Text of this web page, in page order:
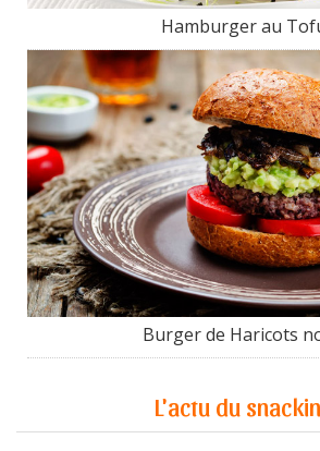
Hamburger au
Burger de Haricots
L'actu du